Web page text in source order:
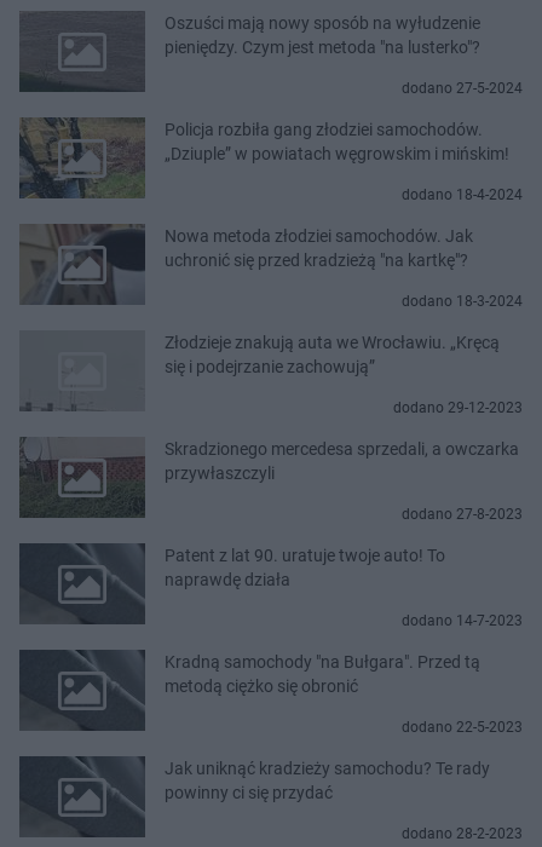
Oszuści mają nowy sposób na wyłudzenie
pieniędzy. Czym jest metoda "na lusterko"?
dodano 27-5-2024
Policja rozbiła gang złodziei samochodów.
„Dziuple” w powiatach węgrowskim i mińskim!
dodano 18-4-2024
Nowa metoda złodziei samochodów. Jak
uchronić się przed kradzieżą "na kartkę"?
dodano 18-3-2024
Złodzieje znakują auta we Wrocławiu. „Kręcą
się i podejrzanie zachowują”
dodano 29-12-2023
Skradzionego mercedesa sprzedali, a owczarka
przywłaszczyli
dodano 27-8-2023
Patent z lat 90. uratuje twoje auto! To
naprawdę działa
dodano 14-7-2023
Kradną samochody "na Bułgara". Przed tą
metodą ciężko się obronić
dodano 22-5-2023
Jak uniknąć kradzieży samochodu? Te rady
powinny ci się przydać
dodano 28-2-2023